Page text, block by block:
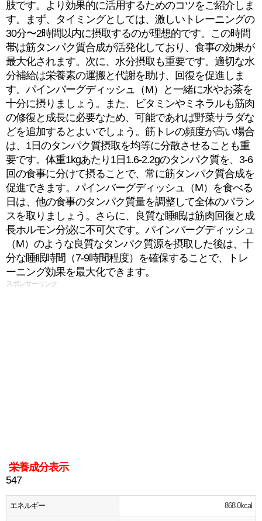
肢です。より効果的に活用するためのコツをご紹介しま
す。まず、タイミングとしては、激しいトレーニングの
30分〜2時間以内に摂取するのが理想的です。この時間
帯は筋タンパク質合成が活発化しており、食事の効果が
最大化されます。次に、水分摂取も重要です。適切な水
分補給は栄養素の運搬と代謝を助け、回復を促進しま
す。パインバーグディッシュ（M）と一緒に水やお茶を
十分に摂りましょう。また、ビタミンやミネラルも筋肉
の修復と成長に必要なため、可能であれば野菜サラダな
どを追加するとよいでしょう。筋トレの頻度が高い場合
は、1日のタンパク質摂取を均等に分散させることも重
要です。体重1kgあたり1日1.6-2.2gのタンパク質を、3-6
回の食事に分けて摂ることで、常に筋タンパク質合成を
促進できます。パインバーグディッシュ（M）を食べる
日は、他の食事のタンパク質量を調整して全体のバラン
スを取りましょう。さらに、良質な睡眠は筋肉回復と成
長ホルモン分泌に不可欠です。パインバーグディッシュ
（M）のような良質なタンパク質源を摂取した後は、十
分な睡眠時間（7-9時間程度）を確保することで、トレ
ーニング効果を最大化できます。
スポンサーリンク
栄養成分表示
547
エネルギー 868.0kcal